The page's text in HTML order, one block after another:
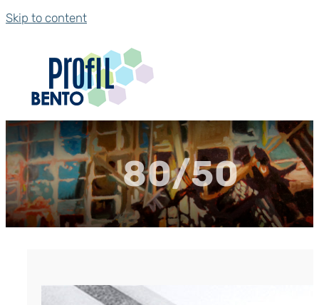
Skip to content
80/50
Жгут Вилатерм 80/50 мм